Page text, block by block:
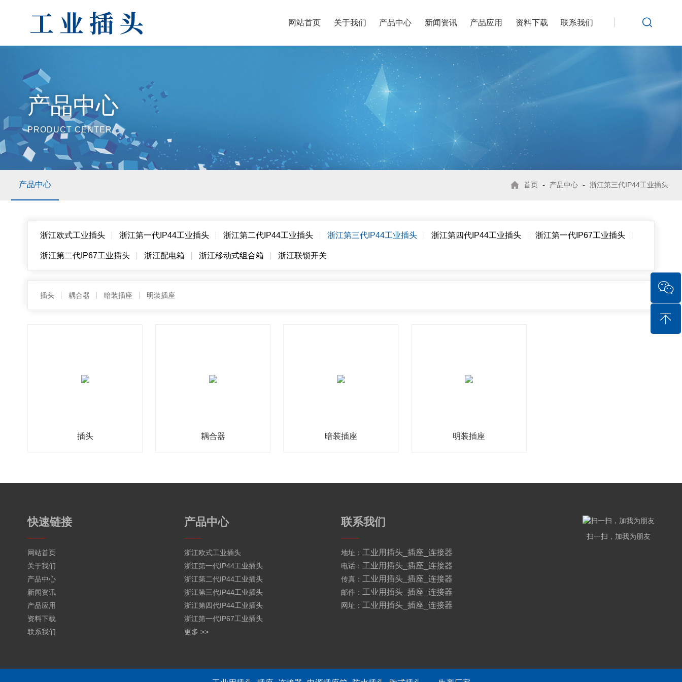
网站首页 关于我们 产品中心 新闻资讯 产品应用 资料下载 联系我们
产品中心
PRODUCT CENTER
产品中心 首页 - 产品中心 - 浙江第三代IP44工业插头
浙江欧式工业插头 浙江第一代IP44工业插头 浙江第二代IP44工业插头 浙江第三代IP44工业插头 浙江第四代IP44工业插头 浙江第一代IP67工业插头
浙江第二代IP67工业插头 浙江配电箱 浙江移动式组合箱 浙江联锁开关
插头 耦合器 暗装插座 明装插座
插头 耦合器 暗装插座 明装插座
快速链接
网站首页
关于我们
产品中心
新闻资讯
产品应用
资料下载
联系我们
产品中心
浙江欧式工业插头
浙江第一代IP44工业插头
浙江第二代IP44工业插头
浙江第三代IP44工业插头
浙江第四代IP44工业插头
浙江第一代IP67工业插头
更多 >>
联系我们
地址： 工业用插头_插座_连接器
电话： 工业用插头_插座_连接器
传真： 工业用插头_插座_连接器
邮件： 工业用插头_插座_连接器
网址： 工业用插头_插座_连接器
扫一扫，加我为朋友